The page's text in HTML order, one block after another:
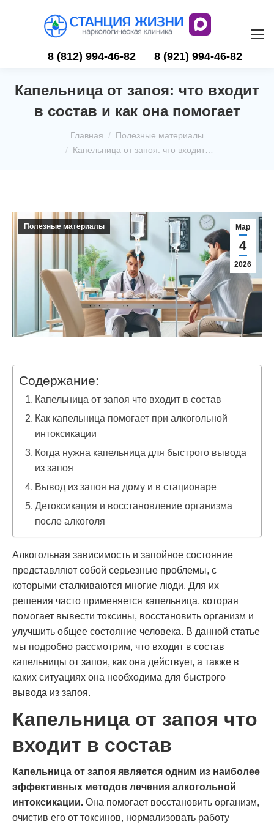
8 (812) 994-46-82 8 (921) 994-46-82
Капельница от запоя: что входит
в состав и как она помогает
Главная
Полезные материалы
Капельница от запоя: что входит…
Мар
4
2026
Полезные материалы
Содержание:
Капельница от запоя что входит в состав
Как капельница помогает при алкогольной
интоксикации
Когда нужна капельница для быстрого вывода
из запоя
Вывод из запоя на дому и в стационаре
Детоксикация и восстановление организма
после алкоголя
Алкогольная зависимость и запойное состояние
представляют собой серьезные проблемы, с
которыми сталкиваются многие люди. Для их
решения часто применяется капельница, которая
помогает вывести токсины, восстановить организм и
улучшить общее состояние человека. В данной статье
мы подробно рассмотрим, что входит в состав
капельницы от запоя, как она действует, а также в
каких ситуациях она необходима для быстрого
вывода из запоя.
Капельница от запоя что
входит в состав
Капельница от запоя является одним из наиболее
эффективных методов лечения алкогольной
интоксикации. Она помогает восстановить организм,
очистив его от токсинов, нормализовать работу